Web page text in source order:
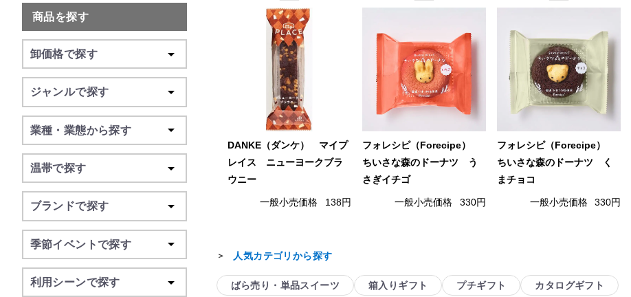
DANKE（ダンケ） マイプ
レイス ニューヨークブラ
ウニー
一般小売価格 138円
フォレシピ（Forecipe）
ちいさな森のドーナツ う
さぎイチゴ
一般小売価格 330円
フォレシピ（Forecipe）
ちいさな森のドーナツ く
まチョコ
一般小売価格 330円
＞ 人気カテゴリから探す
ばら売り・単品スイーツ 箱入りギフト プチギフト カタログギフト
商品を探す
卸価格で探す
ジャンルで探す
業種・業態から探す
温帯で探す
ブランドで探す
季節イベントで探す
利用シーンで探す